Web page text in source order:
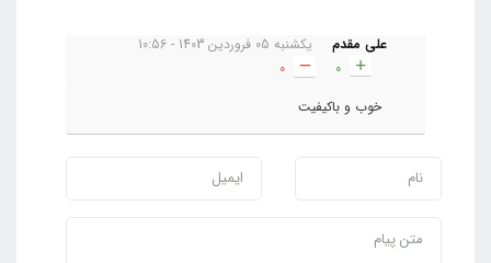
علی مقدم
یکشنبه 05 فروردین 1403 - 10:56
خوب و باکیفیت